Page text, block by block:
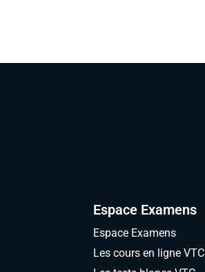
Espace Examens
Espace Examens
Les cours en ligne VTC